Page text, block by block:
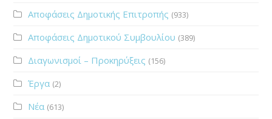
Αποφάσεις Δημοτικής Επιτροπής (933)
Αποφάσεις Δημοτικού Συμβουλίου (389)
Διαγωνισμοί – Προκηρύξεις (156)
Έργα (2)
Νέα (613)